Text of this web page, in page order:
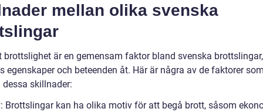
mellan olika svenska
brottslighet är en gemensam faktor bland svenska
egenskaper och beteenden åt. Här är några av de faktorer
skillnader:
Brottslingar kan ha olika motiv för att begå brott, såsom